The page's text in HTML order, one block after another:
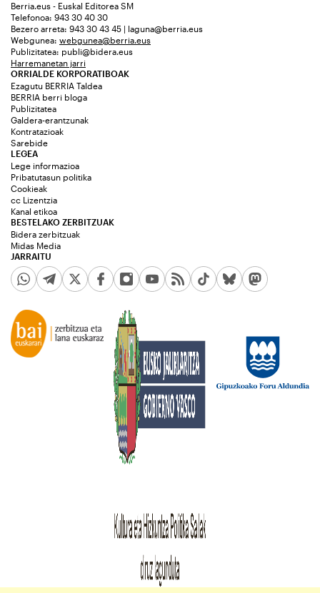
Berria.eus - Euskal Editorea SM
Telefonoa: 943 30 40 30
Bezero arreta: 943 30 43 45 | laguna@berria.eus
Webgunea: webgunea@berria.eus
Publizitatea: publi@bidera.eus
Harremanetan jarri
ORRIALDE KORPORATIBOAK
Ezagutu BERRIA Taldea
BERRIA berri bloga
Publizitatea
Galdera-erantzunak
Kontratazioak
Sarebide
JARRAITU
LEGEA
Lege informazioa
Pribatutasun politika
Cookieak
cc Lizentzia
Kanal etikoa
BESTELAKO ZERBITZUAK
Bidera zerbitzuak
Midas Media